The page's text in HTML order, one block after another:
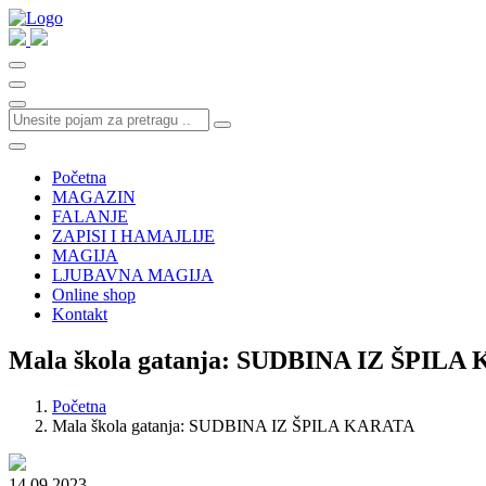
Početna
MAGAZIN
FALANJE
ZAPISI I HAMAJLIJE
MAGIJA
LJUBAVNA MAGIJA
Online shop
Kontakt
Mala škola gatanja: SUDBINA IZ ŠPILA
Početna
Mala škola gatanja: SUDBINA IZ ŠPILA KARATA